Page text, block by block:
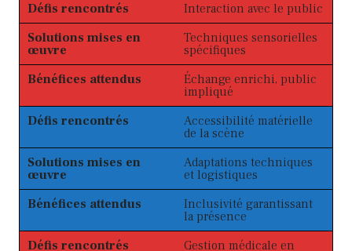
Défis rencontrés
Interaction avec le public
Solutions mises en
œuvre
Techniques sensorielles
spécifiques
Bénéfices attendus
Échange enrichi, public
impliqué
Défis rencontrés
Accessibilité matérielle
de la scène
Solutions mises en
œuvre
Adaptations techniques
et logistiques
Bénéfices attendus
Inclusivité garantissant
la présence
Défis rencontrés
Gestion médicale en